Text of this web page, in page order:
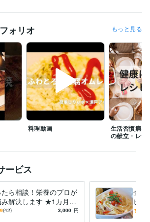
他 / カウンセラー・コーチ 経験年数 : 10年
在
2022年10月 ~ 現在
~ 現在
い方: ストレスを減らして健康に 心身のバラン
ス軽減法 会社員が実践できる 副業×投資×節約
なる！ 管理栄養士のやさしい健康レシピ エジソ
をラクにする！時短アイデアとスト…
女性自
骨活ふりかけ 女性自身　夏にぴったり！冷やし
ニューパートナー管理栄養
2015年
談
ォリオ もっと見る
料理動画
生活習慣病を
の献立・レシ
ービス
ら相談！栄養のプロが
み解決します ★1カ月間
サポートを提供
(42) 3,000 円
企業
ピ開
た料